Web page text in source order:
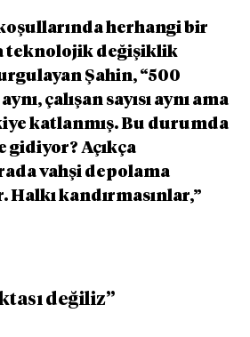
herhangi bir
teknolojik değişiklik
Şahin, “500
çalışan sayısı aynı ama
katlanmış. Bu durumda
gidiyor? Açıkça
vahşi depolama
Halkı kandırmasınlar,”
değiliz”